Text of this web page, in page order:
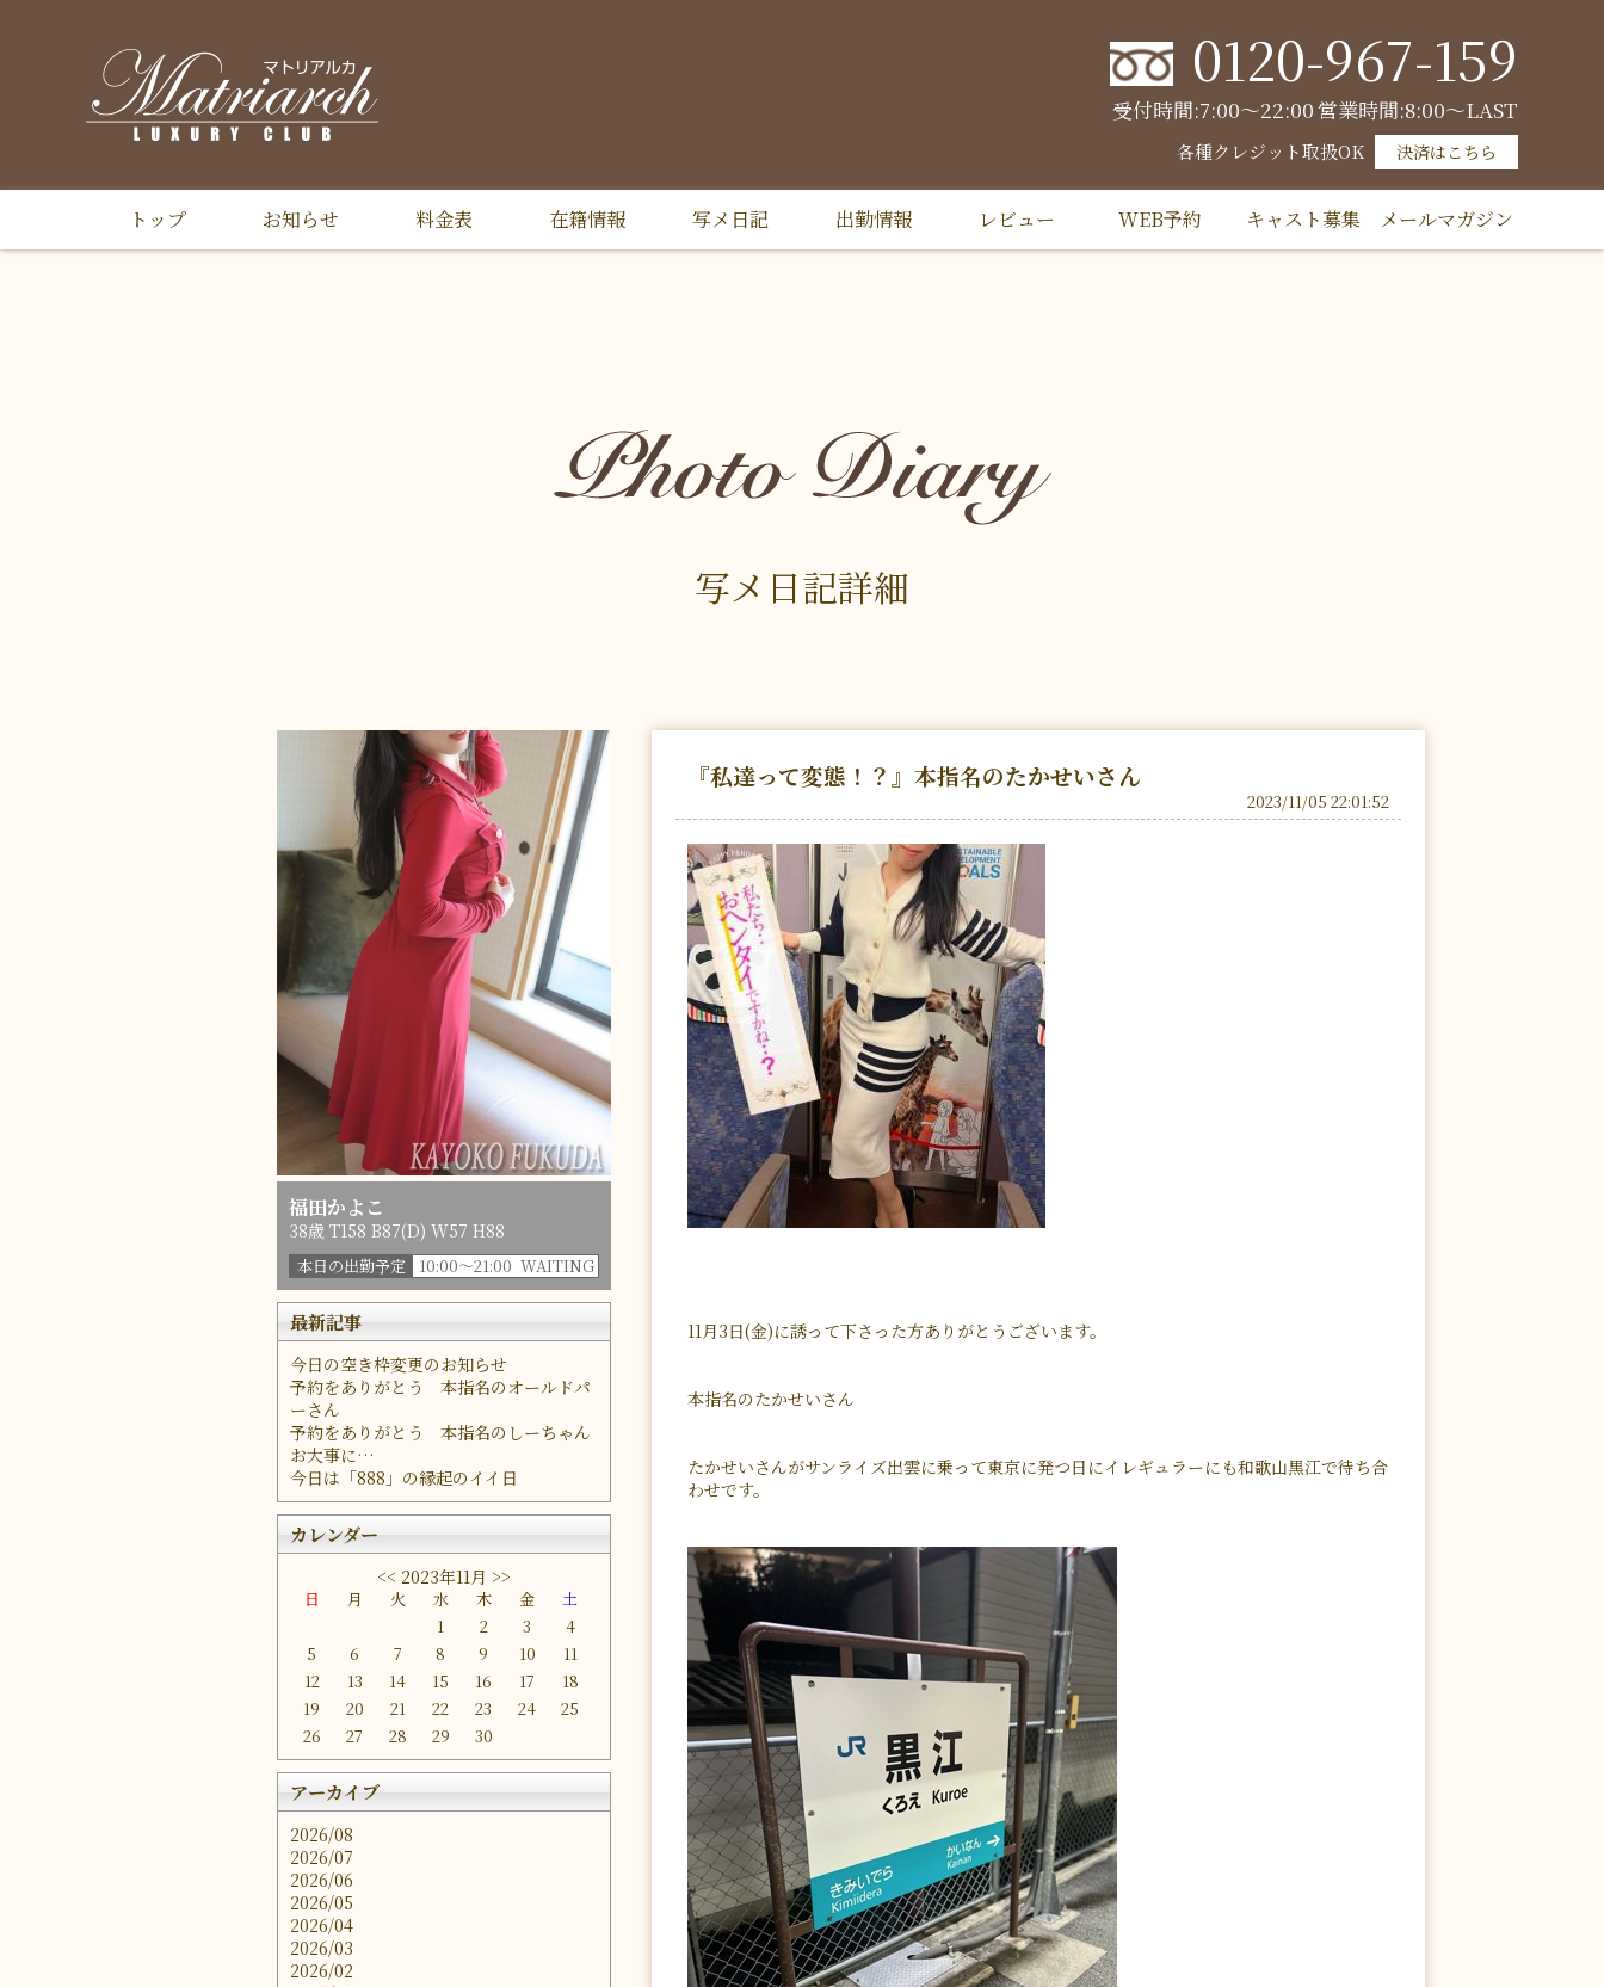
0120-967-159
受付時間:7:00～22:00営業時間:8:00～LAST
各種クレジット取扱OK 決済はこちら
トップ お知らせ 料金表 在籍情報 写メ日記 出勤情報 レビュー WEB予約 キャスト募集 メールマガジン
写メ日記詳細
福田かよこ
38歳 T158 B87(D) W57 H88
本日の出勤予定 10:00～21:00 WAITING
最新記事
今日の空き枠変更のお知らせ
予約をありがとう 本指名のオールドパ
ーさん
予約をありがとう 本指名のしーちゃん
お大事に…
今日は「888」の縁起のイイ日
カレンダー
<< 2023年11月 >>
日 月 火 水 木 金
土
1
2 3
4
5
6 7 8 9 10
11
12
13 14 15 16 17
18
19
20 21 22 23 24
25
26
27 28 29 30
アーカイブ
2026/08
2026/07
2026/06
2026/05
2026/04
2026/03
2026/02
『私達って変態！？』本指名のたかせいさん
2023/11/05 22:01:52
11月3日(金)に誘って下さった方ありがとうございます。
本指名のたかせいさん
たかせいさんがサンライズ出雲に乗って東京に発つ日にイレギュラーにも和歌山黒江で待ち合
わせです。